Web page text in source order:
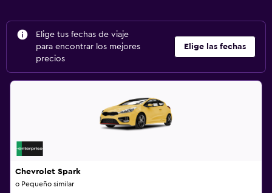
Elige tus fechas de viaje
para encontrar los mejores
precios
Elige las fechas
Chevrolet Spark
o Pequeño similar